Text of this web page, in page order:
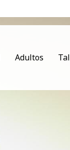
Adultos